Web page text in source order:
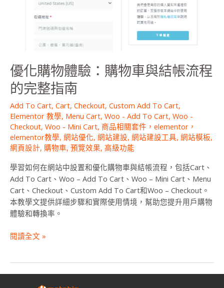
優化購物體驗：購物車與結帳流程
的完整指南
Add To Cart, Cart, Checkout, Custom Add To Cart,
Elementor 教學, Menu Cart, Woo - Add To Cart, Woo -
Checkout, Woo - Mini Cart, 商品相關套件，elementor，
elementor教學, 網站優化, 網站建設, 網站建設工具, 網站模板,
網頁設計, 購物車, 預覽效果, 高級功能
學習如何在網站中設置和優化購物車與結帳流程，包括Cart、
Add To Cart、Woo – Add To Cart、Woo – Mini Cart、Menu
Cart、Checkout、Custom Add To Cart和Woo – Checkout。
本教學文提供詳細步驟和實際使用情境，幫助您提升用戶購物
體驗和轉換率。
程
的
完
整
指
南
閱讀全文 »